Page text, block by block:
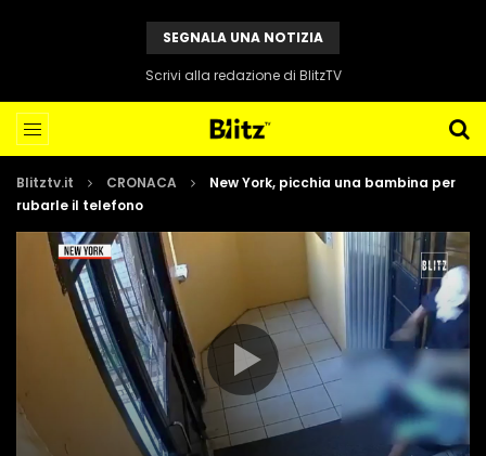
SEGNALA UNA NOTIZIA
Scrivi alla redazione di BlitzTV
Blitztv.it CRONACA
New York, picchia una bambina per
rubarle il telefono